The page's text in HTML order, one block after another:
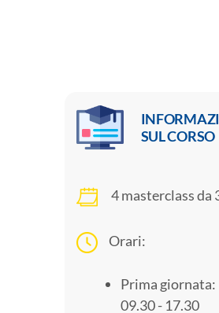
SUL CORSO
4 masterclass da
Orari:
Prima giornata:
09.30 - 17.30